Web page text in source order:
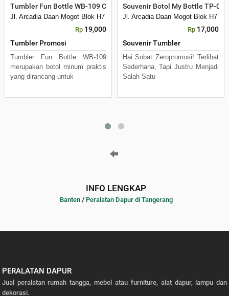
Tumbler Fun Bottle WB-109 Custom Logo Souvenir Botol Minum
Jl. Arcadia Daan Mogot Blok H7 No 16 Daan Mogot Km 21. Kecamatan
Rp 19,000
Tumbler Promosi
Tumbler Fun Bottle WB-109
merupakan botol minum praktis
yang dirancang untuk
Souvenir Botol My Bottle TP-07
Jl. Arcadia Daan Mogot Blok H7
Rp 17,000
Souvenir Tumbler
Hai Sobat Zeropromosi! Terlihat
Sederhana, Tapi Justru Menjadi
Salah Satu
INFO LENGKAP
Banten/ Peralatan Dapur di Tangerang
PERALATAN DAPUR
Jual peralatan rumah tangga, mebel atau furniture, alat dapur, lampu dan
dekorasi.